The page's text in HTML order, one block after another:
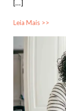
[…]
Leia Mais >>